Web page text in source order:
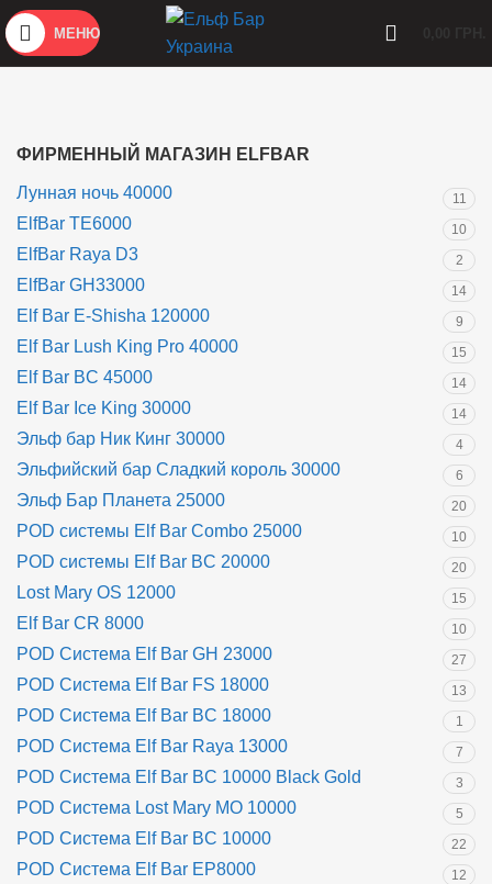
МЕНЮ
ФИРМЕННЫЙ МАГАЗИН ELFBAR
Лунная ночь 40000 11
ElfBar TE6000 10
ElfBar Raya D3 2
ElfBar GH33000 14
Elf Bar E-Shisha 120000 9
Elf Bar Lush King Pro 40000 15
Elf Bar BC 45000 14
Elf Bar Ice King 30000 14
Эльф бар Ник Кинг 30000 4
Эльфийский бар Сладкий король 30000 6
Эльф Бар Планета 25000 20
POD системы Elf Bar Combo 25000 10
POD системы Elf Bar BC 20000 20
Lost Mary OS 12000 15
Elf Bar CR 8000 10
POD Система Elf Bar GH 23000 27
POD Система Elf Bar FS 18000 13
POD Система Elf Bar BC 18000 1
POD Система Elf Bar Raya 13000 7
POD Система Elf Bar BC 10000 Black Gold 3
POD Система Lost Mary MO 10000 5
POD Система Elf Bar BC 10000 22
POD Система Elf Bar EP8000 12